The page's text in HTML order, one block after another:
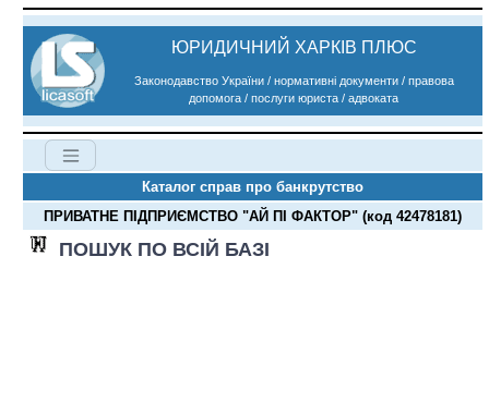
ЮРИДИЧНИЙ ХАРКІВ ПЛЮС
Законодавство України / нормативні документи / правова
допомога / послуги юриста / адвоката
Каталог справ про банкрутство
ПРИВАТНЕ ПІДПРИЄМСТВО "АЙ ПІ ФАКТОР" (код 42478181)
ПОШУК ПО ВСІЙ БАЗІ